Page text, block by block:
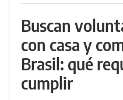
Buscan
con casa y
Brasil: qué
cumplir